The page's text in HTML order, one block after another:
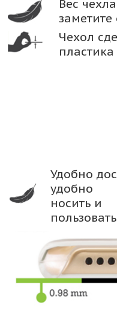
Вес
Чехол
Удобно
удобно
носить и